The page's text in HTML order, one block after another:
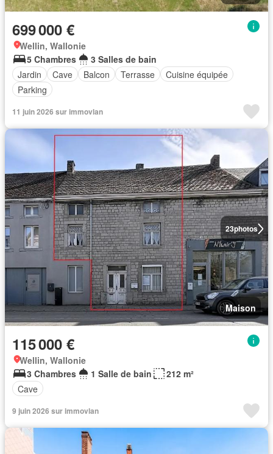
699 000 €
Wellin, Wallonie
5 Chambres
3 Salles de bain
Jardin
Cave Balcon Terrasse
Cuisine équipée
Parking
11 juin 2026 sur immovlan
23photos
Maison
115 000 €
Wellin, Wallonie
3 Chambres
1 Salle de bain
212 m²
Cave
9 juin 2026 sur immovlan